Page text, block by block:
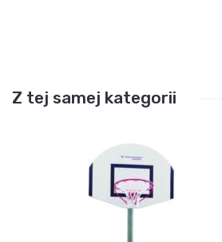
Z tej samej kategorii